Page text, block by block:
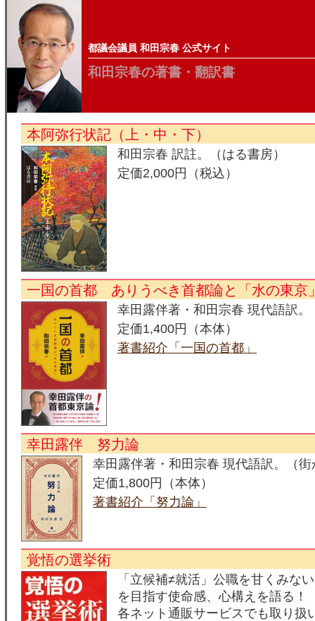
都議会議員 和田宗春 公式サイト
和田宗春の著書・翻訳書
本阿弥行状記（上・中・下）
和田宗春 訳註。（はる書房）
定価2,000円（税込）
一国の首都 ありうべき首都論と「水の東京
幸田露伴著・和田宗春 現代語訳。
定価1,400円（本体）
著書紹介「一国の首都」
幸田露伴 努力論
幸田露伴著・和田宗春 現代語訳。（街
定価1,800円（本体）
著書紹介「努力論」
覚悟の選挙術
「立候補≠就活」公職を甘くみな
を目指す使命感、心構えを語る！
各ネット通販サービスでも取り扱